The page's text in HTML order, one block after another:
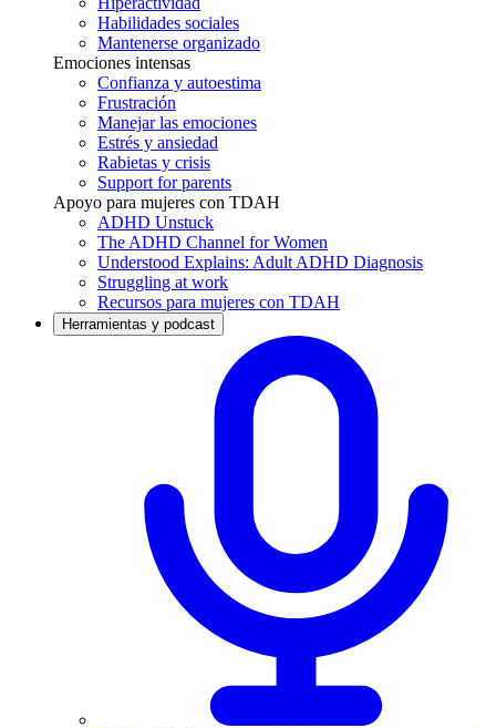
Habilidades sociales
Mantenerse organizado
Emociones intensas
Confianza y autoestima
Frustración
Manejar las emociones
Estrés y ansiedad
Rabietas y crisis
Support for parents
Apoyo para mujeres con TDAH
ADHD Unstuck
The ADHD Channel for Women
Understood Explains: Adult ADHD Diagnosis
Struggling at work
Recursos para mujeres con TDAH
Herramientas y podcast